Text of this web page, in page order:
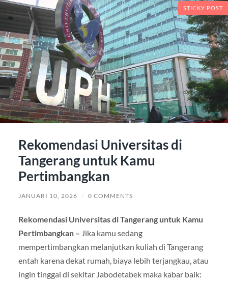
STICKY POST
Rekomendasi Universitas di
Tangerang untuk Kamu
Pertimbangkan
JANUARI 10, 2026 / 0 COMMENTS
Rekomendasi Universitas di Tangerang untuk Kamu
Pertimbangkan – Jika kamu sedang
mempertimbangkan melanjutkan kuliah di Tangerang
entah karena dekat rumah, biaya lebih terjangkau, atau
ingin tinggal di sekitar Jabodetabek maka kabar baik: